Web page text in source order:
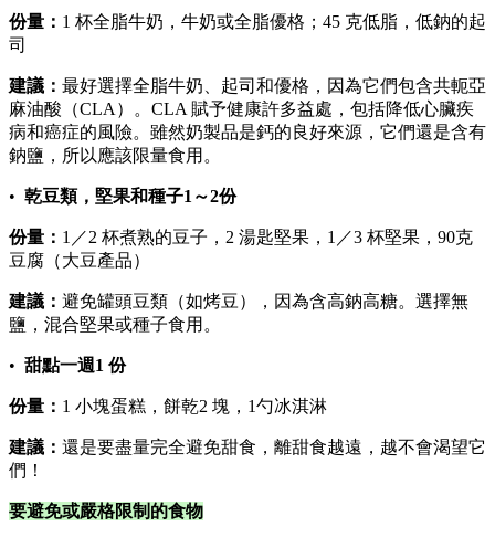
份量： 1 杯全脂牛奶，牛奶或全脂優格；45 克低脂，低鈉的起
司
建議： 最好選擇全脂牛奶、起司和優格，因為它們包含共軛亞
麻油酸（CLA）。CLA 賦予健康許多益處，包括降低心臟疾
病和癌症的風險。雖然奶製品是鈣的良好來源，它們還是含有
鈉鹽，所以應該限量食用。
• 乾豆類，堅果和種子1～2份
份量： 1／2 杯煮熟的豆子，2 湯匙堅果，1／3 杯堅果，90克
豆腐（大豆產品）
建議： 避免罐頭豆類（如烤豆），因為含高鈉高糖。選擇無
鹽，混合堅果或種子食用。
• 甜點一週1 份
份量： 1 小塊蛋糕，餅乾2 塊，1勺冰淇淋
建議： 還是要盡量完全避免甜食，離甜食越遠，越不會渴望它
們！
要避免或嚴格限制的食物